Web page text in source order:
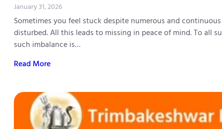
January 31, 2026
Sometimes you feel stuck despite numerous and
disturbed. All this leads to missing in peace of mind. To all
such imbalance is…
Read More